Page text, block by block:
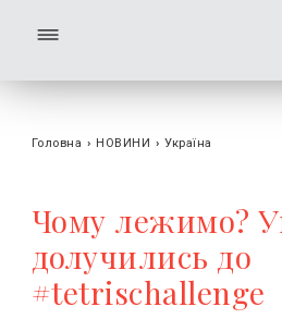
Головна › НОВИНИ › Україна
Чому лежимо?
долучились до
#tetrischallenge